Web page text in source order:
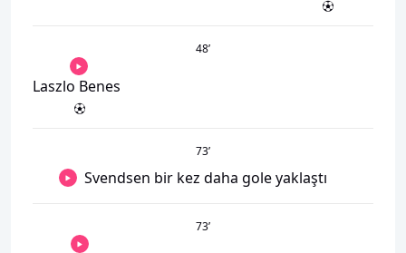
48’
Laszlo Benes
73’
Svendsen bir kez daha gole yaklaştı
73’